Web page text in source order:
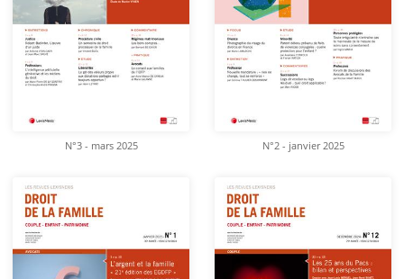
N°3 - mars 2025 N°2 - janvier 2025